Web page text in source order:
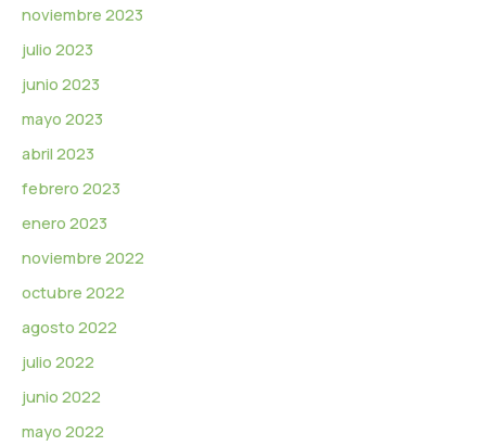
noviembre 2023
julio 2023
junio 2023
mayo 2023
abril 2023
febrero 2023
enero 2023
noviembre 2022
octubre 2022
agosto 2022
julio 2022
junio 2022
mayo 2022